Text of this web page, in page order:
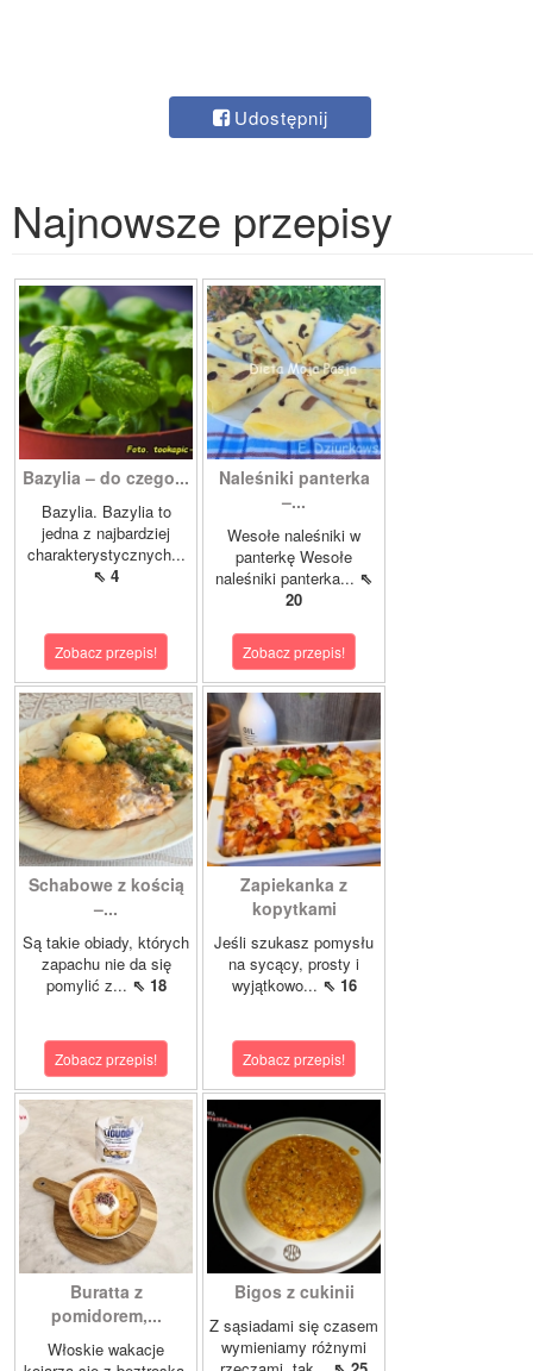
Udostępnij
Najnowsze przepisy
Bazylia – do czego...
Bazylia. Bazylia to
jedna z najbardziej
charakterystycznych...
⇖ 4
Zobacz przepis!
Naleśniki panterka
–...
Wesołe naleśniki w
panterkę Wesołe
naleśniki panterka... ⇖
20
Zobacz przepis!
Schabowe z kością
–...
Są takie obiady, których
zapachu nie da się
pomylić z... ⇖ 18
Zobacz przepis!
Zapiekanka z
kopytkami
Jeśli szukasz pomysłu
na sycący, prosty i
wyjątkowo... ⇖ 16
Zobacz przepis!
Buratta z
pomidorem,...
Włoskie wakacje
Bigos z cukinii
Z sąsiadami się czasem
wymieniamy różnymi